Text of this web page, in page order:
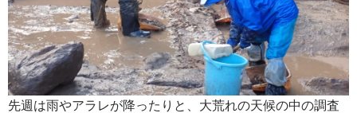
先週は雨やアラレが降ったりと、大荒れの天候の中の調査